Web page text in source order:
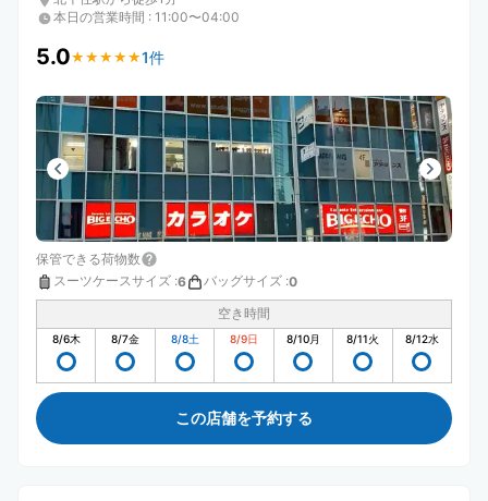
本日の営業時間 : 11:00〜04:00
5.0★ ★ ★ ★ ★
★ ★ ★ ★ ★1件
保管できる荷物数
スーツケースサイズ :6 バッグサイズ :0
空き時間
8/6木 8/7金 8/8土 8/9日 8/10月 8/11火 8/12水
この店舗を予約する